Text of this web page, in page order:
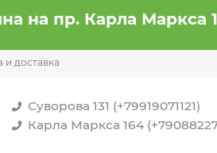
на пр. Карла Маркса
и доставка
Суворова 131 (+79919071121)
Карла Маркса 164